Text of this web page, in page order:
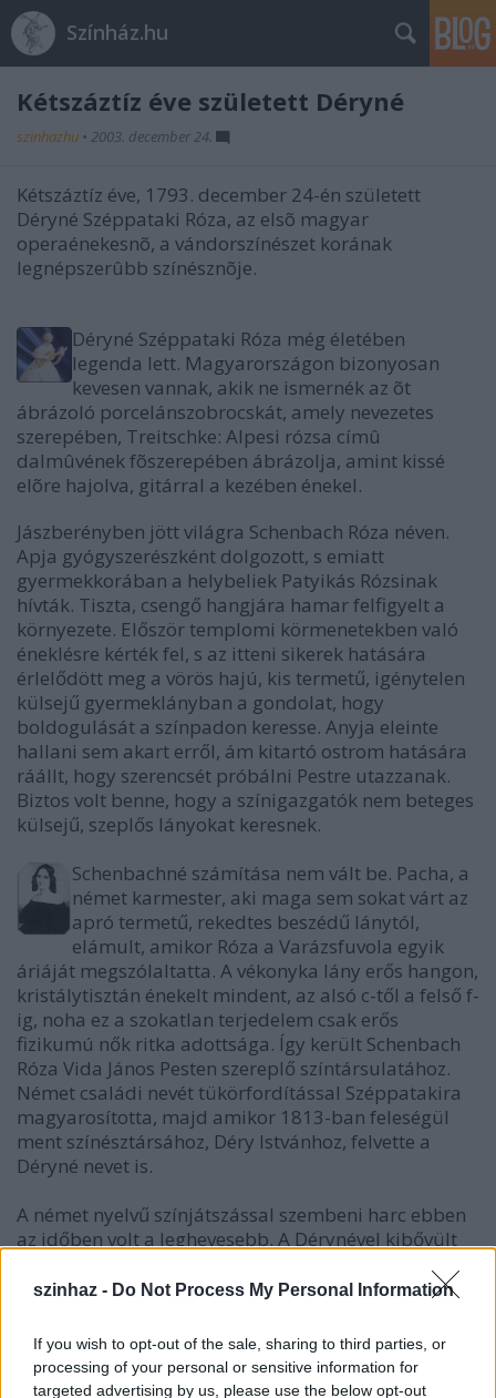
szinhaz - Do Not Process My Personal Information
If you wish to opt-out of the sale, sharing to third parties, or
processing of your personal or sensitive information for
targeted advertising by us, please use the below opt-out
Színház.hu
Kétszáztíz éve született Déryné
szinhazhu • 2003. december 24.
Kétszáztíz éve, 1793. december 24-én született
Déryné Széppataki Róza, az elsõ magyar
operaénekesnõ, a vándorszínészet korának
legnépszerûbb színésznõje.
Déryné Széppataki Róza még életében
legenda lett. Magyarországon bizonyosan
kevesen vannak, akik ne ismernék az õt
ábrázoló porcelánszobrocskát, amely nevezetes
szerepében, Treitschke: Alpesi rózsa címû
dalmûvének fõszerepében ábrázolja, amint kissé
elõre hajolva, gitárral a kezében énekel.
Jászberényben jött világra Schenbach Róza néven.
Apja gyógyszerészként dolgozott, s emiatt
gyermekkorában a helybeliek Patyikás Rózsinak
hívták. Tiszta, csengő hangjára hamar felfigyelt a
környezete. Először templomi körmenetekben való
éneklésre kérték fel, s az itteni sikerek hatására
érlelődött meg a vörös hajú, kis termetű, igénytelen
külsejű gyermeklányban a gondolat, hogy
boldogulását a színpadon keresse. Anyja eleinte
hallani sem akart erről, ám kitartó ostrom hatására
ráállt, hogy szerencsét próbálni Pestre utazzanak.
Biztos volt benne, hogy a színigazgatók nem beteges
külsejű, szeplős lányokat keresnek.
Schenbachné számítása nem vált be. Pacha, a
német karmester, aki maga sem sokat várt az
apró termetű, rekedtes beszédű lánytól,
elámult, amikor Róza a Varázsfuvola egyik
áriáját megszólaltatta. A vékonyka lány erős hangon,
kristálytisztán énekelt mindent, az alsó c-től a felső f-
ig, noha ez a szokatlan terjedelem csak erős
fizikumú nők ritka adottsága. Így került Schenbach
Róza Vida János Pesten szereplő színtársulatához.
Német családi nevét tükörfordítással Széppatakira
magyarosította, majd amikor 1813-ban feleségül
ment színésztársához, Déry Istvánhoz, felvette a
Déryné nevet is.
A német nyelvű színjátszással szembeni harc ebben
az időben volt a leghevesebb. A Dérynével kibővült
darabokat is, amelyeket addig énekesnő hiányában
mert a német színjátszók főként a dalt használták
csalogatónak a magyar teátristákkal szemben.
Széppataki Róza bebizonyította, hogy magyarsága